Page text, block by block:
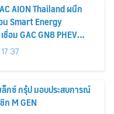
AION Thailand ผนึก
น Smart Energy
อม GAC GN8 PHEV
ดับพรีเมียม เข้ากับ
ทิตย์ภายในบ้าน
ล็กซ์ กรุ้ป มอบประสบการณ์
M GEN